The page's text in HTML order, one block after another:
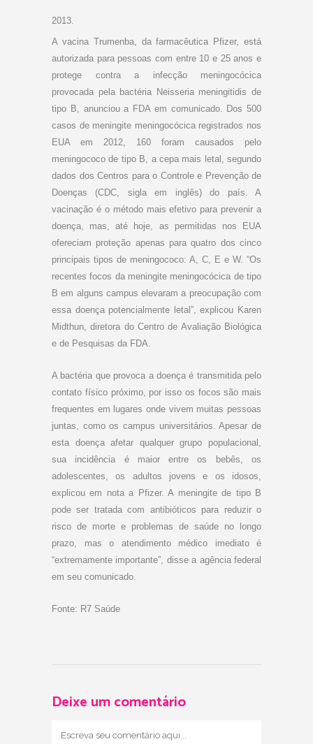
2013.
A vacina Trumenba, da farmacêutica Pfizer, está
autorizada para pessoas com entre 10 e 25 anos e
protege contra a infecção meningocócica
provocada pela bactéria Neisseria meningitidis de
tipo B, anunciou a FDA em comunicado. Dos 500
casos de meningite meningocócica registrados nos
EUA em 2012, 160 foram causados pelo
meningococo de tipo B, a cepa mais letal, segundo
dados dos Centros para o Controle e Prevenção de
Doenças (CDC, sigla em inglês) do país. A
vacinação é o método mais efetivo para prevenir a
doença, mas, até hoje, as permitidas nos EUA
ofereciam proteção apenas para quatro dos cinco
principais tipos de meningococo: A, C, E e W. “Os
recentes focos da meningite meningocócica de tipo
B em alguns campus elevaram a preocupação com
essa doença potencialmente letal”, explicou Karen
Midthun, diretora do Centro de Avaliação Biológica
e de Pesquisas da FDA.
A bactéria que provoca a doença é transmitida pelo
contato físico próximo, por isso os focos são mais
frequentes em lugares onde vivem muitas pessoas
juntas, como os campus universitários. Apesar de
esta doença afetar qualquer grupo populacional,
sua incidência é maior entre os bebês, os
adolescentes, os adultos jovens e os idosos,
explicou em nota a Pfizer. A meningite de tipo B
pode ser tratada com antibióticos para reduzir o
risco de morte e problemas de saúde no longo
prazo, mas o atendimento médico imediato é
“extremamente importante”, disse a agência federal
em seu comunicado.
Fonte: R7 Saúde
Deixe um comentário